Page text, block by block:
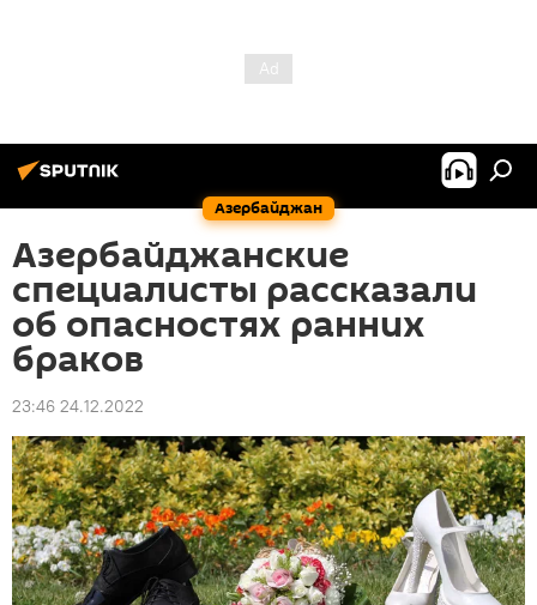
Азербайджан
Азербайджанские
специалисты рассказали
об опасностях ранних
браков
23:46 24.12.2022